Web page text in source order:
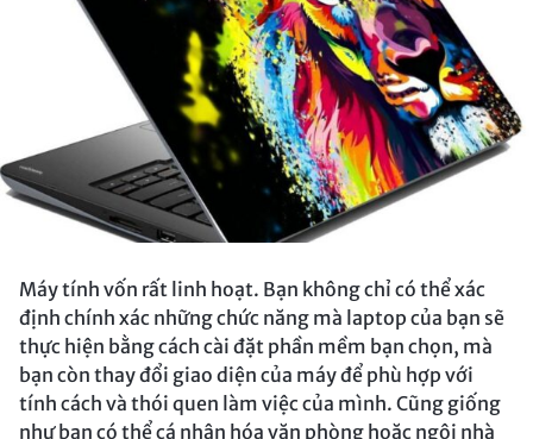
Máy tính vốn rất linh hoạt. Bạn không chỉ có thể xác
định chính xác những chức năng mà laptop của bạn sẽ
thực hiện bằng cách cài đặt phần mềm bạn chọn, mà
bạn còn thay đổi giao diện của máy để phù hợp với
tính cách và thói quen làm việc của mình. Cũng giống
như bạn có thể cá nhân hóa văn phòng hoặc ngôi nhà